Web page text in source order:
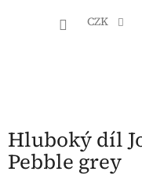
CZK
Hluboký díl
Pebble grey